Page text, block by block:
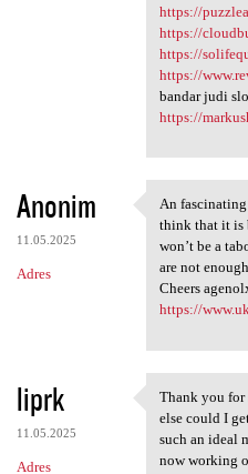
https://
https://
https://
https://
bandar judi
https://
Anonim
11.05.2025
Adres
An
An
think that it is
won’t be a
are not
Cheers
https://
liprk
11.05.2025
Adres
Thank you
Thank you for
else could I
such an ideal
now working